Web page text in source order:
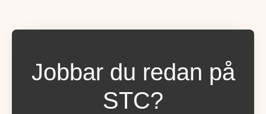
Jobbar du redan på
STC?